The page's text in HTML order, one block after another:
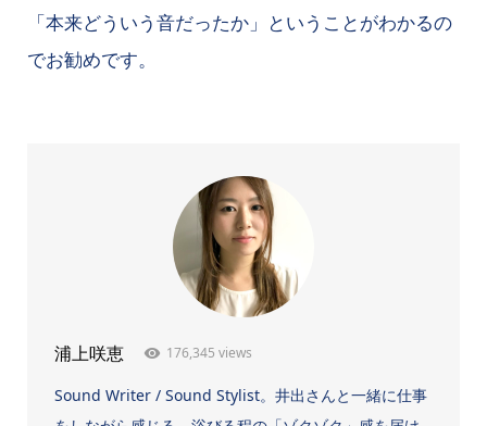
「本来どういう音だったか」ということがわかるの
でお勧めです。
浦上咲恵 176,345 views
Sound Writer / Sound Stylist。井出さんと一緒に仕事